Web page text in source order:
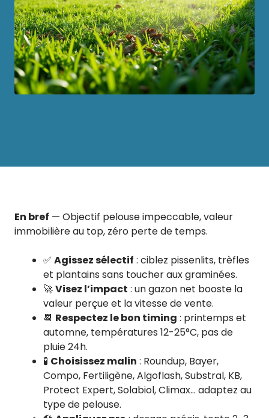
En bref — Objectif pelouse impeccable, valeur
immobilière au top, zéro perte de temps.
✅ Agissez sélectif : ciblez pissenlits, trèfles
et plantains sans toucher aux graminées.
🚀Visez l’impact : un gazon net booste la
valeur perçue et la vitesse de vente.
📆 Respectez le bon timing : printemps et
automne, températures 12-25°C, pas de
pluie 24h.
🧪 Choisissez malin : Roundup, Bayer,
Compo, Fertiligène, Algoflash, Substral, KB,
Protect Expert, Solabiol, Climax… adaptez au
type de pelouse.